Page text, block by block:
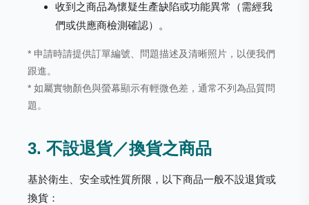
收到之商品為懷疑生產缺陷或功能異常（需經我
們或供應商檢測確認）。
* 申請時請提供訂單編號、問題描述及清晰照片，以便我們
跟進。
* 如屬實物顏色與螢幕顯示有輕微色差，通常不列為品質問
題。
3. 不設退貨／換貨之商品
基於衛生、安全或性質所限，以下商品一般不設退貨或
換貨：